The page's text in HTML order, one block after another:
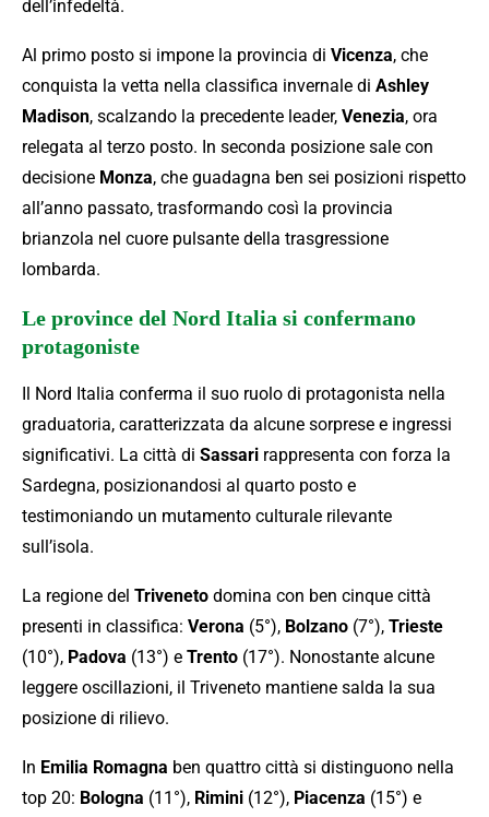
dell’infedeltà.
Al primo posto si impone la provincia di Vicenza, che
conquista la vetta nella classifica invernale di Ashley
Madison, scalzando la precedente leader, Venezia, ora
relegata al terzo posto. In seconda posizione sale con
decisione Monza, che guadagna ben sei posizioni rispetto
all’anno passato, trasformando così la provincia
brianzola nel cuore pulsante della trasgressione
lombarda.
Le province del Nord Italia si confermano
protagoniste
Il Nord Italia conferma il suo ruolo di protagonista nella
graduatoria, caratterizzata da alcune sorprese e ingressi
significativi. La città di Sassari rappresenta con forza la
Sardegna, posizionandosi al quarto posto e
testimoniando un mutamento culturale rilevante
sull’isola.
La regione del Triveneto domina con ben cinque città
presenti in classifica: Verona (5°), Bolzano (7°), Trieste
(10°), Padova (13°) e Trento (17°). Nonostante alcune
leggere oscillazioni, il Triveneto mantiene salda la sua
posizione di rilievo.
In Emilia Romagna ben quattro città si distinguono nella
top 20: Bologna (11°), Rimini (12°), Piacenza (15°) e